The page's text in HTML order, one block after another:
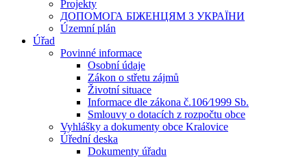
Projekty
ДОПОМОГА БІЖЕНЦЯМ З УКРАЇНИ
Územní plán
Úřad
Povinné informace
Osobní údaje
Zákon o střetu zájmů
Životní situace
Informace dle zákona č.106⁄1999 Sb.
Smlouvy o dotacích z rozpočtu obce
Vyhlášky a dokumenty obce Kralovice
Úřední deska
Dokumenty úřadu